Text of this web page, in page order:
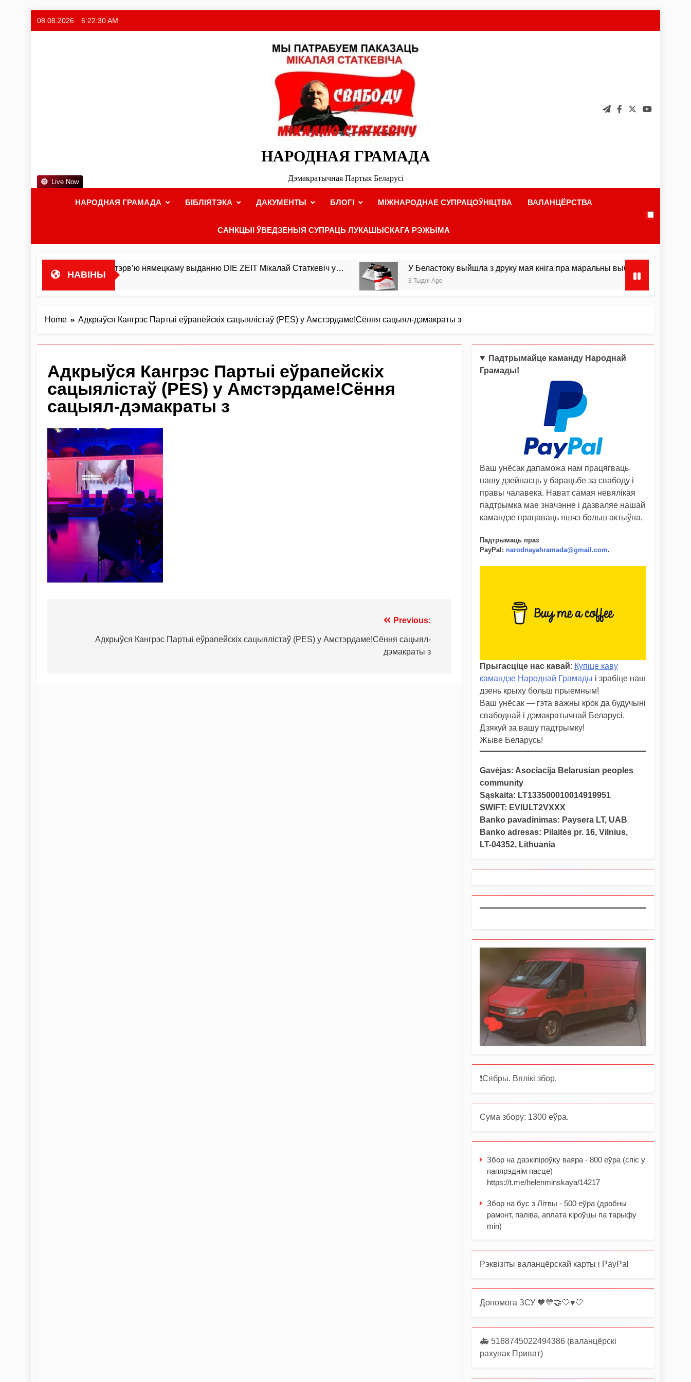
08.08.2026 6:22:30 AM
НАРОДНАЯ ГРАМАДА
Дэмакратычная Партыя Беларусі
НАРОДНАЯ ГРАМАДА БІБЛІЯТЭКА ДАКУМЕНТЫ БЛОГІ МІЖНАРОДНАЕ СУПРАЦОЎНІЦТВА ВАЛАНЦЁРСТВА
САНКЦЫІ ЎВЕДЗЕНЫЯ СУПРАЦЬ ЛУКАШЫСКАГА РЭЖЫМА
Live Now
НАВІНЫ
гандляваць»У інтэрв’ю нямецкаму выданню DIE ZEIT Мікалай Статкевіч у… У Беластоку выйшла з друку мая кніга пра маральны выбар і інстынкты
3 Тыдні Ago
Home Адкрыўся Кангрэс Партыі еўрапейскіх сацыялiстаў (PES) у Амстэрдаме!Сёння сацыял-дэмакраты з
Адкрыўся Кангрэс Партыі еўрапейскіх
сацыялiстаў (PES) у Амстэрдаме!Сёння
сацыял-дэмакраты з
Previous:
Адкрыўся Кангрэс Партыі еўрапейскіх сацыялiстаў (PES) у Амстэрдаме!Сёння сацыял-
дэмакраты з
Падтрымайце каманду Народнай
Грамады!
Ваш унёсак дапаможа нам працягваць
нашу дзейнасць у барацьбе за свабоду і
правы чалавека. Нават самая невялікая
падтрымка мае значэнне і дазваляе нашай
камандзе працаваць яшчэ больш актыўна.
Падтрымаць праз
PayPal : narodnayahramada@gmail.com.
Прыгасціце нас кавай: Купіце каву
камандзе Народнай Грамады і зрабіце наш
дзень крыху больш прыемным!
Ваш унёсак — гэта важны крок да будучыні
свабоднай і дэмакратычнай Беларусі.
Дзякуй за вашу падтрымку!
Жыве Беларусь!
Gavėjas: Asociacija Belarusian peoples
community
Sąskaita: LT133500010014919951
SWIFT: EVIULT2VXXX
Banko pavadinimas: Paysera LT, UAB
Banko adresas: Pilaitės pr. 16, Vilnius,
LT-04352, Lithuania
❗️Сябры. Вялікі збор.
Сума збору: 1300 еўра.
Збор на даэкіпіроўку ваяра - 800 еўра (спіс у
папярэднім пасце)
https://t.me/helenminskaya/14217
Збор на бус з Літвы - 500 еўра (дробны
рамонт, паліва, аплата кіроўцы па тарыфу
min)
Рэквізіты валанцёрскай карты і PayPal
Допомога ЗСУ 💙💛🤝🤍♥️🤍
🚑 5168745022494386 (валанцёрскі
рахунак Приват)